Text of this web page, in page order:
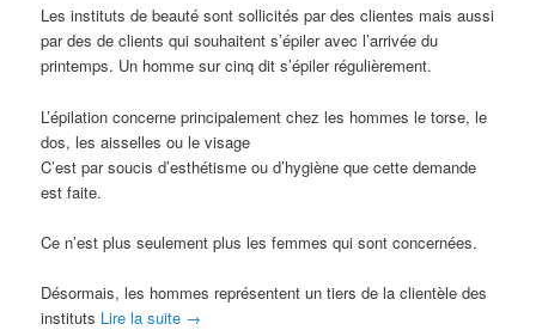
Les instituts de beauté sont sollicités par des clientes mais aussi
par des de clients qui souhaitent s’épiler avec l’arrivée du
printemps. Un homme sur cinq dit s’épiler régulièrement.
L’épilation concerne principalement chez les hommes le torse, le
dos, les aisselles ou le visage
C’est par soucis d’esthétisme ou d’hygiène que cette demande
est faite.
Ce n’est plus seulement plus les femmes qui sont concernées.
Désormais, les hommes représentent un tiers de la clientèle des
instituts Lire la suite →